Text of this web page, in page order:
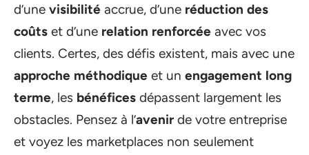
d’une visibilité accrue, d’une réduction des
coûts et d’une relation renforcée avec vos
clients. Certes, des défis existent, mais avec une
approche méthodique et un engagement long
terme, les bénéfices dépassent largement les
obstacles. Pensez à l’avenir de votre entreprise
et voyez les marketplaces non seulement